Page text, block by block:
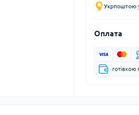
Укрпоштою у
Оплата
готівкою